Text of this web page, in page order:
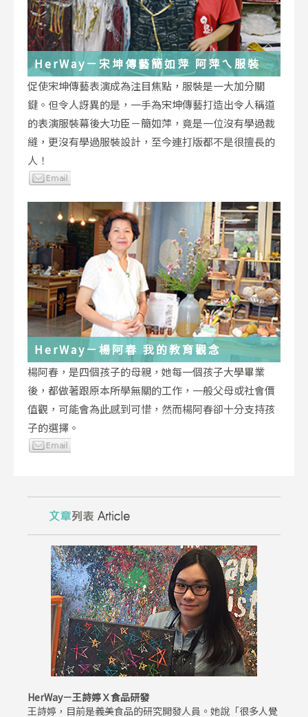
HerWay－宋坤傳藝簡如萍 阿萍ㄟ服裝
促使宋坤傳藝表演成為注目焦點，服裝是一大加分關
鍵。但令人訝異的是，一手為宋坤傳藝打造出令人稱道
的表演服裝幕後大功臣－簡如萍，竟是一位沒有學過裁
縫，更沒有學過服裝設計，至今連打版都不是很擅長的
人！
HerWay－楊阿春 我的教育觀念
楊阿春，是四個孩子的母親，她每一個孩子大學畢業
後，都做著跟原本所學無關的工作，一般父母或社會價
值觀，可能會為此感到可惜，然而楊阿春卻十分支持孩
子的選擇。
HerWay－王詩婷Ｘ食品研發
王詩婷，目前是義美食品的研究開發人員。她說「很多人覺